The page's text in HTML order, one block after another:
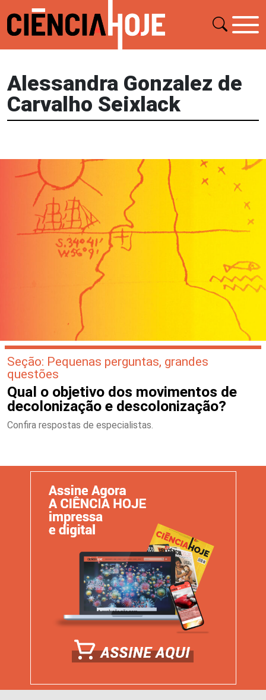
Alessandra Gonzalez de
Carvalho Seixlack
Seção: Pequenas perguntas, grandes
questões
Qual o objetivo dos movimentos de
decolonização e descolonização?
Confira respostas de especialistas.